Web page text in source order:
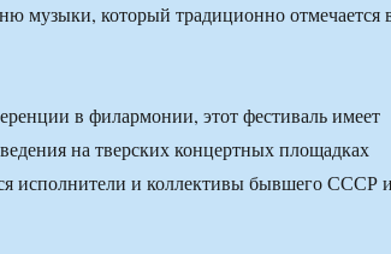
музыки, который традиционно отмечается
в филармонии, этот фестиваль имеет
на тверских концертных площадках
исполнители и коллективы бывшего СССР и